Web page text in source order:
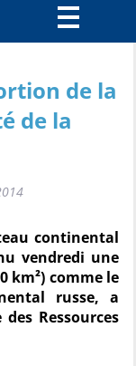
de la
de la
continental
vendredi une
km²) comme le
russe, a
Ressources